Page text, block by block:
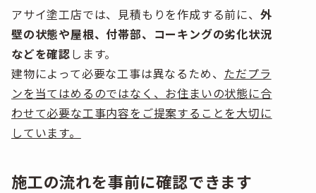
アサイ塗工店では、見積もりを作成する前に、 外
壁の状態や屋根、付帯部、コーキングの劣化状況
などを確認します。
建物によって必要な工事は異なるため、 ただプラ
ンを当てはめるのではなく、お住まいの状態に合
わせて必要な工事内容をご提案することを大切に
しています。
施工の流れを事前に確認できます